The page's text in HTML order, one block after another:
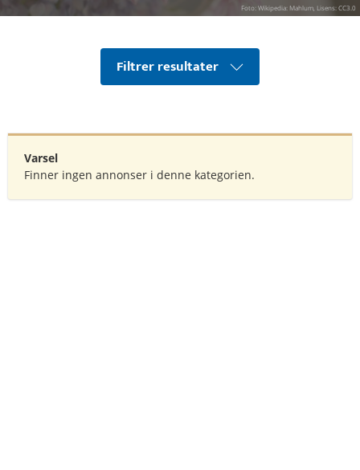
Foto: Wikipedia: Mahlum, Lisens: CC3.0
Filtrer resultater
Varsel
Finner ingen annonser i denne kategorien.